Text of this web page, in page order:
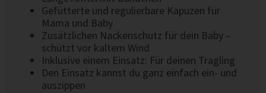
Gefütterte und regulierbare Kapuzen für
Mama und Baby
Zusätzlichen Nackenschutz für dein Baby –
schützt vor kaltem Wind
Inklusive einem Einsatz: Für deinen Tragling
Den Einsatz kannst du ganz einfach ein- und
auszippen